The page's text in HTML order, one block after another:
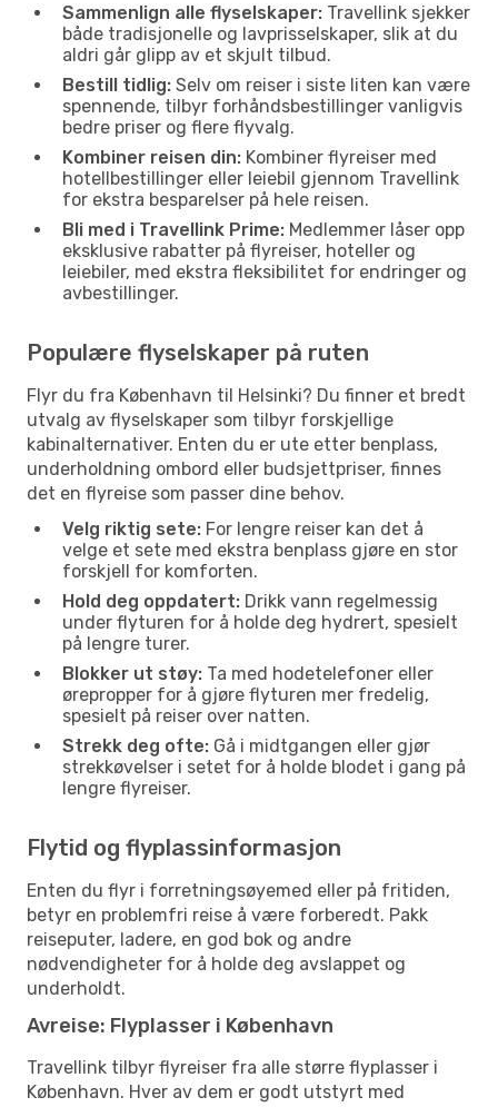
Sammenlign alle flyselskaper: Travellink sjekker
både tradisjonelle og lavprisselskaper, slik at du
aldri går glipp av et skjult tilbud.
Bestill tidlig: Selv om reiser i siste liten kan være
spennende, tilbyr forhåndsbestillinger vanligvis
bedre priser og flere flyvalg.
Kombiner reisen din: Kombiner flyreiser med
hotellbestillinger eller leiebil gjennom Travellink
for ekstra besparelser på hele reisen.
Bli med i Travellink Prime: Medlemmer låser opp
eksklusive rabatter på flyreiser, hoteller og
leiebiler, med ekstra fleksibilitet for endringer og
avbestillinger.
Populære flyselskaper på ruten
Flyr du fra København til Helsinki? Du finner et bredt
utvalg av flyselskaper som tilbyr forskjellige
kabinalternativer. Enten du er ute etter benplass,
underholdning ombord eller budsjettpriser, finnes
det en flyreise som passer dine behov.
Velg riktig sete: For lengre reiser kan det å
velge et sete med ekstra benplass gjøre en stor
forskjell for komforten.
Hold deg oppdatert: Drikk vann regelmessig
under flyturen for å holde deg hydrert, spesielt
på lengre turer.
Blokker ut støy: Ta med hodetelefoner eller
ørepropper for å gjøre flyturen mer fredelig,
spesielt på reiser over natten.
Strekk deg ofte: Gå i midtgangen eller gjør
strekkøvelser i setet for å holde blodet i gang på
lengre flyreiser.
Flytid og flyplassinformasjon
Enten du flyr i forretningsøyemed eller på fritiden,
betyr en problemfri reise å være forberedt. Pakk
reiseputer, ladere, en god bok og andre
nødvendigheter for å holde deg avslappet og
underholdt.
Avreise: Flyplasser i København
Travellink tilbyr flyreiser fra alle større flyplasser i
København. Hver av dem er godt utstyrt med